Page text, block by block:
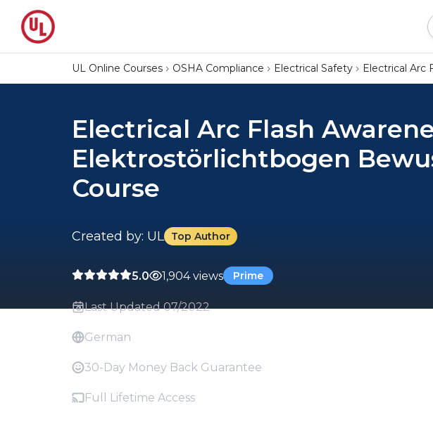
UL Online Courses OSHA Compliance Electrical Safety Electrical Arc
Electrical Arc Flash
Elektrostörlichtbogen
Course
Created by: UL Top Author
5.0 1,904 views Prime
Last Updated 07/2022
German
30-Day Money Back Guarantee
Full Lifetime Access